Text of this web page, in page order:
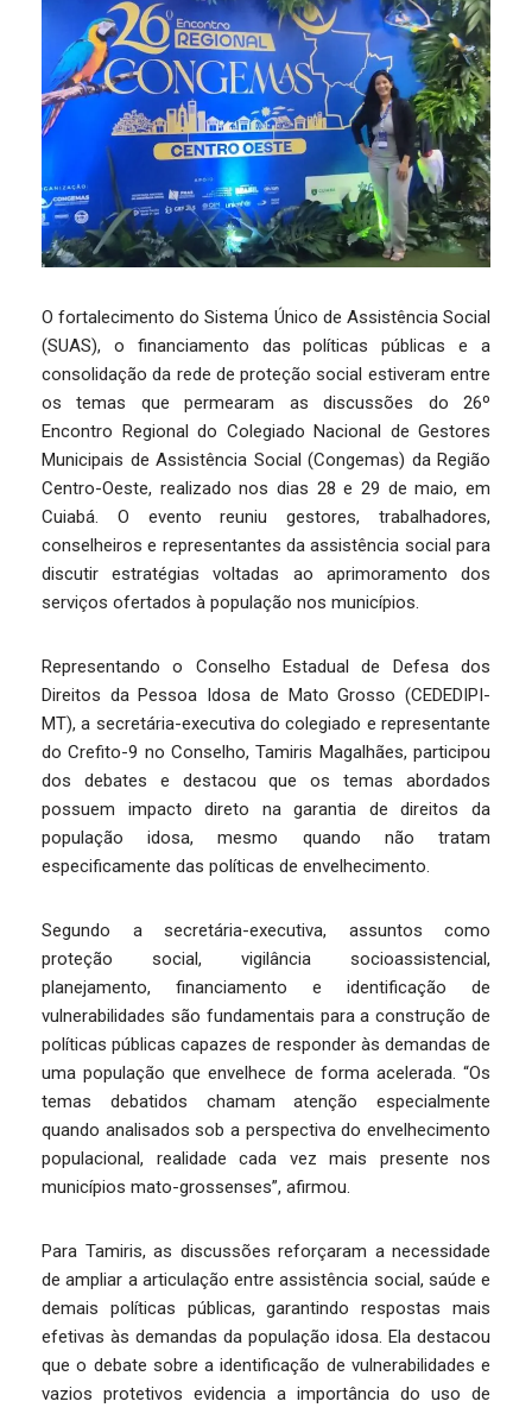
O fortalecimento do Sistema Único de Assistência Social
(SUAS), o financiamento das políticas públicas e a
consolidação da rede de proteção social estiveram entre
os temas que permearam as discussões do 26º
Encontro Regional do Colegiado Nacional de Gestores
Municipais de Assistência Social (Congemas) da Região
Centro-Oeste, realizado nos dias 28 e 29 de maio, em
Cuiabá. O evento reuniu gestores, trabalhadores,
conselheiros e representantes da assistência social para
discutir estratégias voltadas ao aprimoramento dos
serviços ofertados à população nos municípios.
Representando o Conselho Estadual de Defesa dos
Direitos da Pessoa Idosa de Mato Grosso (CEDEDIPI-
MT), a secretária-executiva do colegiado e representante
do Crefito-9 no Conselho, Tamiris Magalhães, participou
dos debates e destacou que os temas abordados
possuem impacto direto na garantia de direitos da
população idosa, mesmo quando não tratam
especificamente das políticas de envelhecimento.
Segundo a secretária-executiva, assuntos como
proteção social, vigilância socioassistencial,
planejamento, financiamento e identificação de
vulnerabilidades são fundamentais para a construção de
políticas públicas capazes de responder às demandas de
uma população que envelhece de forma acelerada. “Os
temas debatidos chamam atenção especialmente
quando analisados sob a perspectiva do envelhecimento
populacional, realidade cada vez mais presente nos
municípios mato-grossenses”, afirmou.
Para Tamiris, as discussões reforçaram a necessidade
de ampliar a articulação entre assistência social, saúde e
demais políticas públicas, garantindo respostas mais
efetivas às demandas da população idosa. Ela destacou
que o debate sobre a identificação de vulnerabilidades e
vazios protetivos evidencia a importância do uso de